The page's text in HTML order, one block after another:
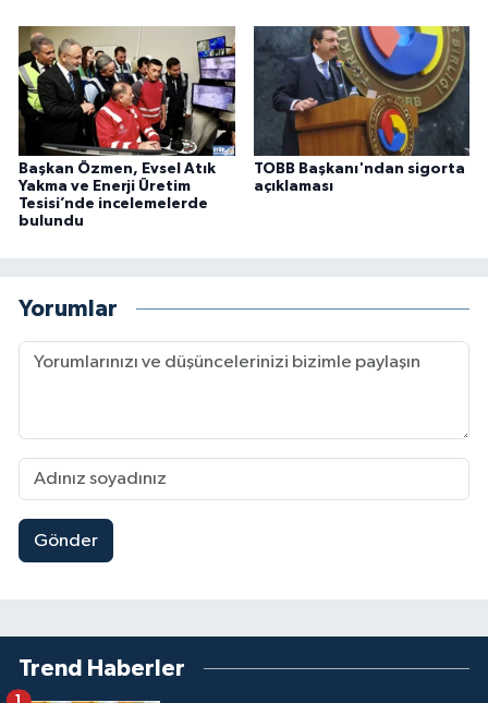
Başkan Özmen, Evsel Atık
Yakma ve Enerji Üretim
Tesisi’nde incelemelerde
bulundu
TOBB Başkanı'ndan sigorta
açıklaması
Yorumlar
Gönder
Trend Haberler